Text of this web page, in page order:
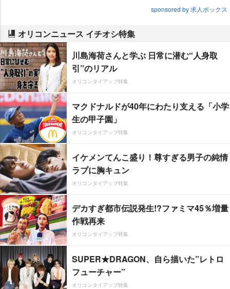
sponsored by 求人ボックス
オリコンニュース イチオシ特集
川島海荷さんと学ぶ 日常に潜む“人身取
引”のリアル
オリコンタイアップ特集
マクドナルドが40年にわたり支える「小学
生の甲子園」
オリコンタイアップ特集
イケメンてんこ盛り！尊すぎる男子の純情
ラブに胸キュン
オリコンタイアップ特集
デカすぎ都市伝説発生!?ファミマ45％増量
作戦再来
オリコンタイアップ特集
SUPER★DRAGON、自ら描いた”レトロ
フューチャー”
オリコンタイアップ特集